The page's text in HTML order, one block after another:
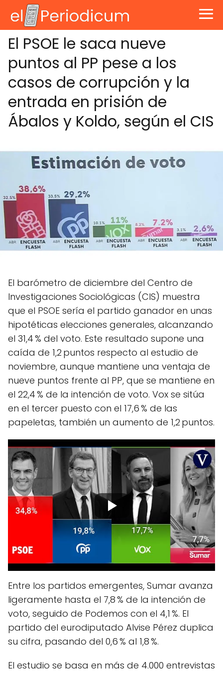
El PSOE le saca nueve
puntos al PP pese a los
casos de corrupción y la
entrada en prisión de
Ábalos y Koldo, según el CIS
El barómetro de diciembre del Centro de
Investigaciones Sociológicas (CIS) muestra
que el PSOE sería el partido ganador en unas
hipotéticas elecciones generales, alcanzando
el 31,4 % del voto. Este resultado supone una
caída de 1,2 puntos respecto al estudio de
noviembre, aunque mantiene una ventaja de
nueve puntos frente al PP, que se mantiene en
el 22,4 % de la intención de voto. Vox se sitúa
en el tercer puesto con el 17,6 % de las
papeletas, también un aumento de 1,2 puntos.
Entre los partidos emergentes, Sumar avanza
ligeramente hasta el 7,8 % de la intención de
voto, seguido de Podemos con el 4,1 %. El
partido del eurodiputado Alvise Pérez duplica
su cifra, pasando del 0,6 % al 1,8 %.
El estudio se basa en más de 4.000 entrevistas